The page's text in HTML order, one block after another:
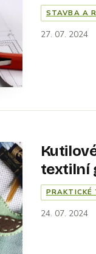
STAVBA A
27. 07. 2024
textilní
PRAKTICKÉ
24. 07. 2024